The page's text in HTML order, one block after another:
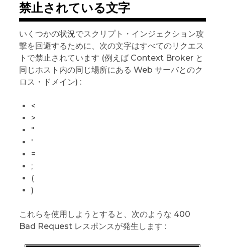
禁止されている文字
いくつかの状況でスクリプト・インジェクション攻
撃を回避するために、次の文字はすべてのリクエス
トで禁止されています (例えば Context Broker と
同じホスト内の同じ場所にある Web サーバとのク
ロス・ドメイン) :
<
>
"
'
=
;
(
)
これらを使用しようとすると、次のような 400
Bad Request レスポンスが発生します :